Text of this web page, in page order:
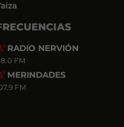
RADIO NERVIÓN
FM
MERINDADES
FM